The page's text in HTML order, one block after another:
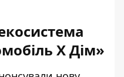
Х Дім»